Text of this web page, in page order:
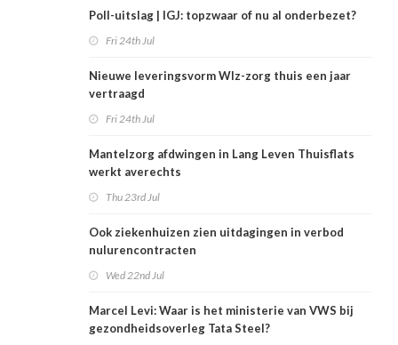
Poll-uitslag | IGJ: topzwaar of nu al onderbezet?
Fri 24th Jul
Nieuwe leveringsvorm Wlz-zorg thuis een jaar
vertraagd
Fri 24th Jul
Mantelzorg afdwingen in Lang Leven Thuisflats
werkt averechts
Thu 23rd Jul
Ook ziekenhuizen zien uitdagingen in verbod
nulurencontracten
Wed 22nd Jul
Marcel Levi: Waar is het ministerie van VWS bij
gezondheidsoverleg Tata Steel?